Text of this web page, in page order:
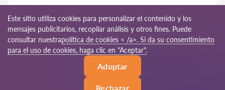
El costo de la consulta y los servicios de nuestros
especialistas depende de la complejidad de la cuestión y del
volumen de trabajo; normalmente, la consulta por teléfono
(en línea) varía de 70 a 150 EUR. El costo del contrato se
discute de forma individual.© 2026 Abogados24-es.com
Mapa del sitio
Este sitio utiliza cookies para personalizar el contenido y los
mensajes publicitarios, recopilar análisis y otros fines. Puede
consultar nuestrapolítica de cookies < /a>. Si da su consentimiento
para el uso de cookies, haga clic en "Aceptar".
Adoptar
Rechazar